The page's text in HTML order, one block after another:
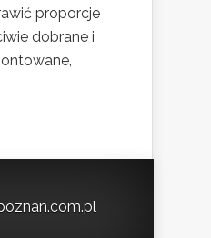
proporcje
dobrane i